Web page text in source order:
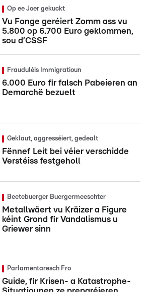
Op ee Joer gekuckt
Vu Fonge geréiert Zomm ass vu
5.800 op 6.700 Euro geklommen,
sou d’CSSF
Frauduléis Immigratioun
6.000 Euro fir falsch Pabeieren an
Demarchë bezuelt
Geklaut, aggresséiert, gedealt
Fënnef Leit bei véier verschidde
Verstéiss festgeholl
Beetebuerger Buergermeeschter
Metallwäert vu Kräizer a Figure
kéint Grond fir Vandalismus u
Griewer sinn
Parlamentaresch Fro
Guide, fir Krisen- a Katastrophe-